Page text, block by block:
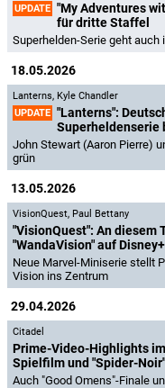
UPDATE "My Adventures
für dritte Staffel
Superhelden-Serie geht
18.05.2026
Lanterns, Kyle Chandler
UPDATE "Lanterns":
Superheldenserie
John Stewart (Aaron Pierre)
grün
13.05.2026
VisionQuest, Paul Bettany
"VisionQuest": An diesem
"WandaVision" auf Disney+
Neue Marvel-Miniserie stellt
Vision ins Zentrum
29.04.2026
Citadel
Prime-Video-Highlights im
Spielfilm und "Spider-Noir"
Auch "Good Omens"-Finale